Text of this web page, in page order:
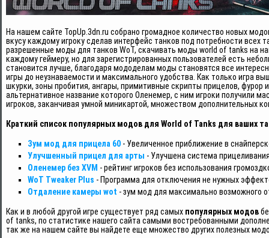
На нашем сайте TopUp.3dn.ru собрано громадное количество новых
вкусу каждому игроку сделав интерфейс танков под потребности
разрешенные моды для танков WoT, скачивать моды world of tanks на
каждому геймеру, но для зарегистрированных пользователей есть
становится лучше, благодаря мододелам моды становятся все
игры до неузнаваемости и максимального удобства. Как только игра
шкурки, зоны пробития, ангары, примитивные скрипты прицелов,
альтернативное название которого Оленемер, с ним игроки получили
игроков, заканчивая умной миникартой, множеством дополнительных
Краткий список популярных модов для World of Tanks для ваших
Зум мод для прицела 60- Увеличенное приближение в
Улучшенный прицел для арты - Улучшена система
Оленемер без XVM - рейтинг игроков без использования
WoT Tweaker Plus - Программа для отключения не нужных
Отдаление камеры wot - зум мод для максимально возможного
Как и в любой другой игре существует ряд самых популярных модов
of tanks, по статистике нашего сайта самыми востребованными
так же на нашем сайте вы найдете еще множество других полезных